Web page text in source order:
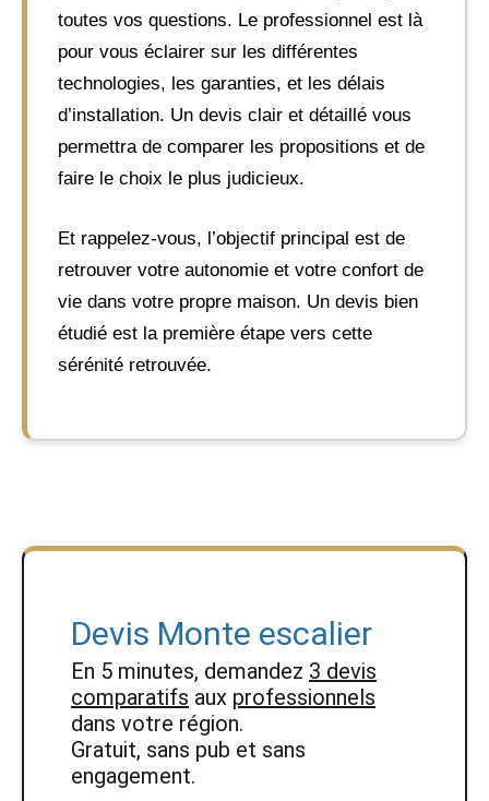
toutes vos questions. Le professionnel est là
pour vous éclairer sur les différentes
technologies, les garanties, et les délais
d’installation. Un devis clair et détaillé vous
permettra de comparer les propositions et de
faire le choix le plus judicieux.
Et rappelez-vous, l’objectif principal est de
retrouver votre autonomie et votre confort de
vie dans votre propre maison. Un devis bien
étudié est la première étape vers cette
sérénité retrouvée.
Devis Monte escalier
En 5 minutes, demandez 3 devis
comparatifs aux professionnels
dans votre région.
Gratuit, sans pub et sans
engagement.